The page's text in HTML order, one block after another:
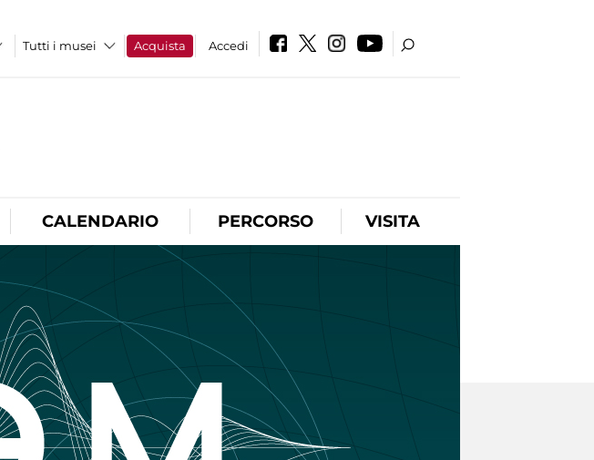
Tutti i musei Acquista Accedi
CALENDARIO PERCORSO VISITA